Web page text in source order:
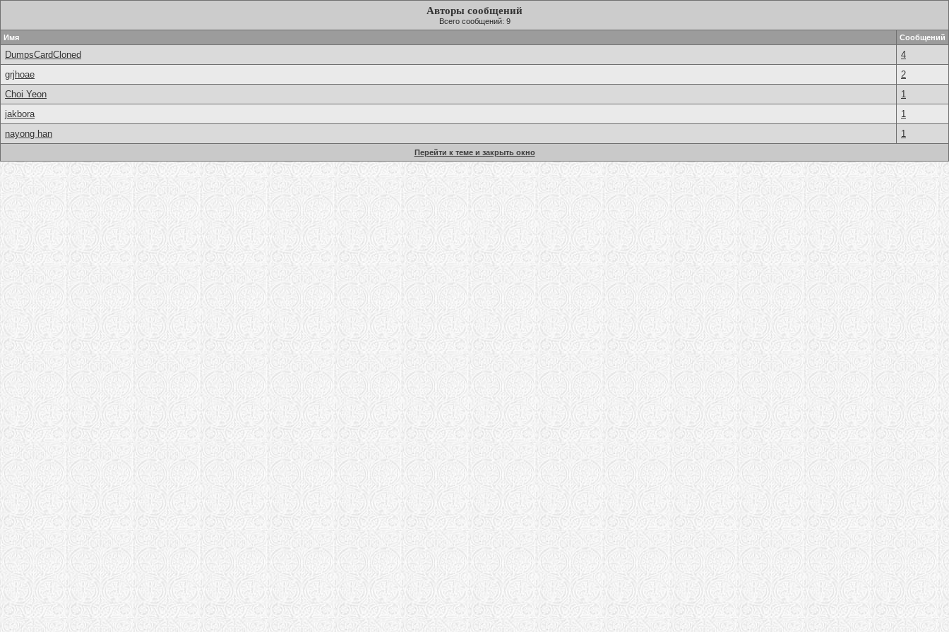
Авторы сообщений
Всего сообщений: 9
Имя
Сообщений
DumpsCardCloned
4
grjhoae
2
Choi Yeon
1
jakbora
1
nayong han
1
Перейти к теме и закрыть окно